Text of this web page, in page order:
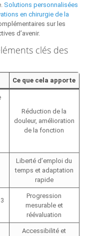
Solutions personnalisées
en chirurgie de la
sur les
d’avenir.
clés des
Ce que cela apporte
Réduction de la
douleur, amélioration
de la fonction
Liberté d’emploi du
temps et adaptation
rapide
Progression
mesurable et
réévaluation
Accessibilité et